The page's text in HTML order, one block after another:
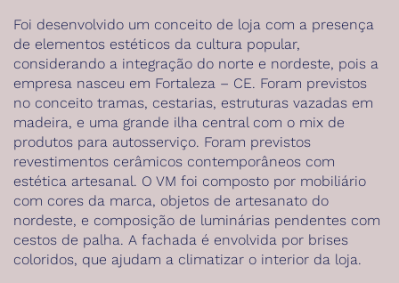
Foi desenvolvido um conceito de loja com a presença
de elementos estéticos da cultura popular,
considerando a integração do norte e nordeste, pois a
empresa nasceu em Fortaleza – CE. Foram previstos
no conceito tramas, cestarias, estruturas vazadas em
madeira, e uma grande ilha central com o mix de
produtos para autosserviço. Foram previstos
revestimentos cerâmicos contemporâneos com
estética artesanal. O VM foi composto por mobiliário
com cores da marca, objetos de artesanato do
nordeste, e composição de luminárias pendentes com
cestos de palha. A fachada é envolvida por brises
coloridos, que ajudam a climatizar o interior da loja.